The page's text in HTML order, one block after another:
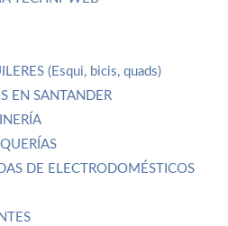
(Esqui, bicis, quads)
EN SANTANDER
DE ELECTRODOMÉSTICOS